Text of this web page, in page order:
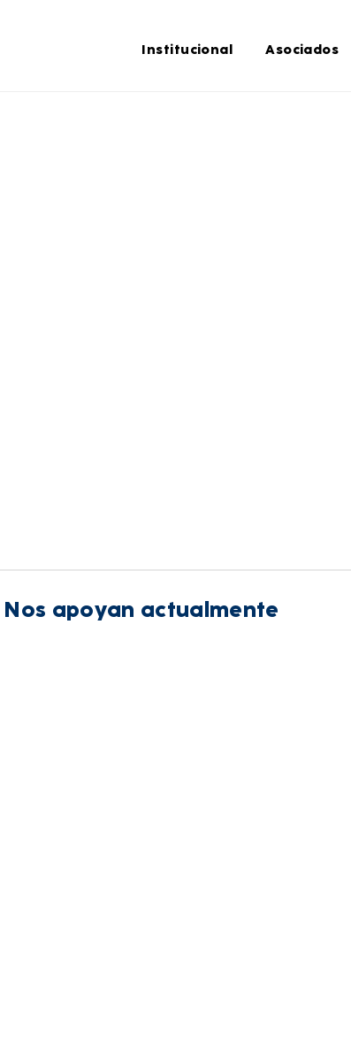
Institucional Asociados
Nos apoyan actualmente